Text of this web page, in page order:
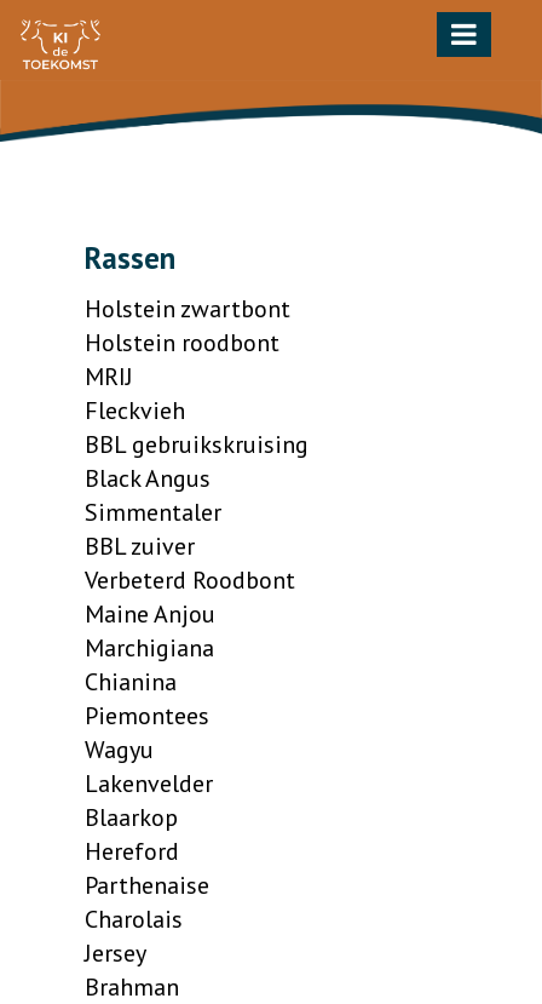
Toggle
navigation
Rassen
Holstein zwartbont
Holstein roodbont
MRIJ
Fleckvieh
BBL gebruikskruising
Black Angus
Simmentaler
BBL zuiver
Verbeterd Roodbont
Maine Anjou
Marchigiana
Chianina
Piemontees
Wagyu
Lakenvelder
Blaarkop
Hereford
Parthenaise
Charolais
Jersey
Brahman